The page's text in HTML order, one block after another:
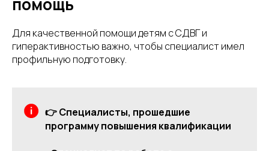
помощь
Для качественной помощи детям с СДВГ и
гиперактивностью важно, чтобы специалист имел
профильную подготовку.
👉 Специалисты, прошедшие
программу повышения квалификации